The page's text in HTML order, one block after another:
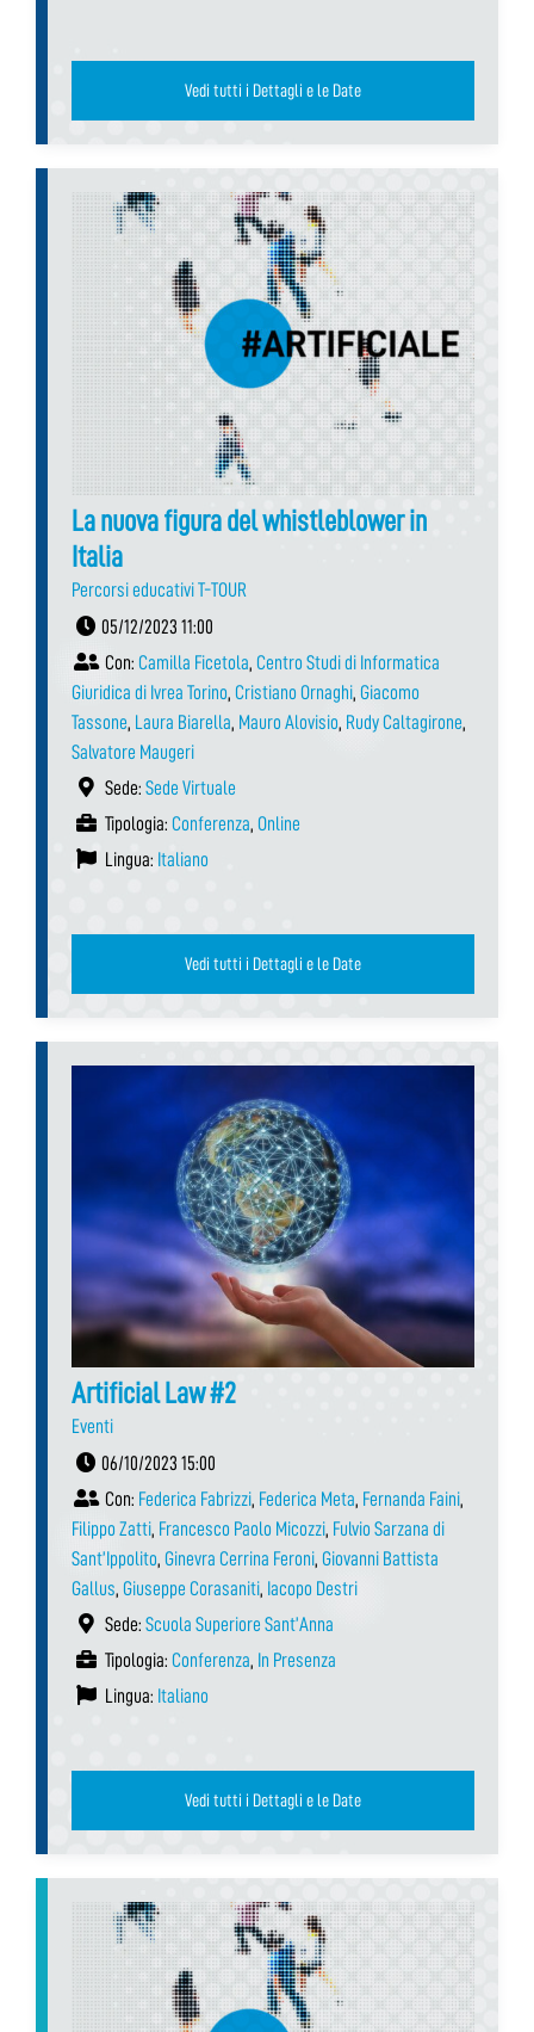
Vedi tutti i Dettagli e le Date
La nuova figura del whistleblower in
Italia
Percorsi educativi T-TOUR
05/12/2023 11:00
Con: Camilla Ficetola, Centro Studi di Informatica
Giuridica di Ivrea Torino, Cristiano Ornaghi, Giacomo
Tassone, Laura Biarella, Mauro Alovisio, Rudy Caltagirone,
Salvatore Maugeri
Sede: Sede Virtuale
Tipologia: Conferenza, Online
Lingua: Italiano
Vedi tutti i Dettagli e le Date
Artificial Law #2
Eventi
06/10/2023 15:00
Con: Federica Fabrizzi, Federica Meta, Fernanda Faini,
Filippo Zatti, Francesco Paolo Micozzi, Fulvio Sarzana di
Sant’Ippolito, Ginevra Cerrina Feroni, Giovanni Battista
Gallus, Giuseppe Corasaniti, Iacopo Destri
Sede: Scuola Superiore Sant’Anna
Tipologia: Conferenza, In Presenza
Lingua: Italiano
Vedi tutti i Dettagli e le Date